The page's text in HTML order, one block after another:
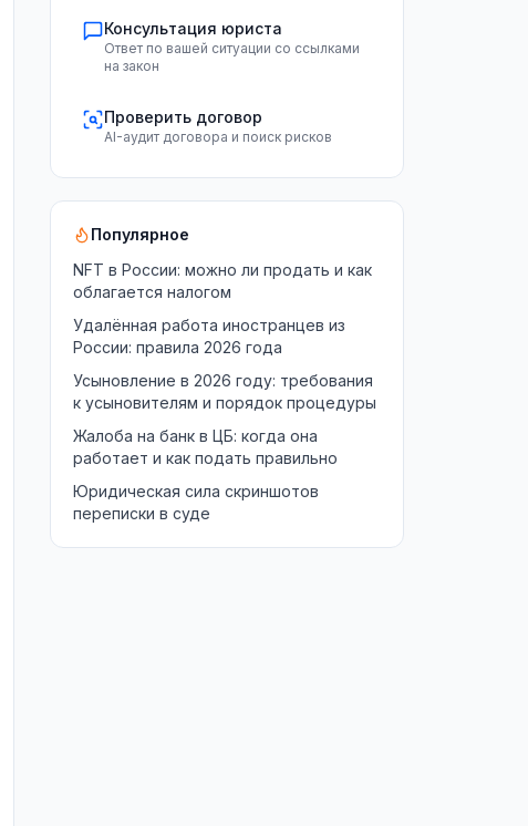
Консультация юриста
Ответ по вашей ситуации со ссылками
на закон
Проверить договор
AI-аудит договора и поиск рисков
Популярное
NFT в России: можно ли продать и как
облагается налогом
Удалённая работа иностранцев из
России: правила 2026 года
Усыновление в 2026 году: требования
к усыновителям и порядок процедуры
Жалоба на банк в ЦБ: когда она
работает и как подать правильно
Юридическая сила скриншотов
переписки в суде